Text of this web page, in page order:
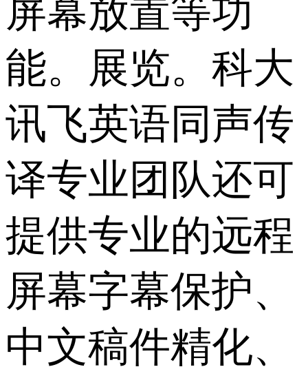
屏幕放置等功
能。展览。科大
讯飞英语同声传
译专业团队还可
提供专业的远程
屏幕字幕保护、
中文稿件精化、